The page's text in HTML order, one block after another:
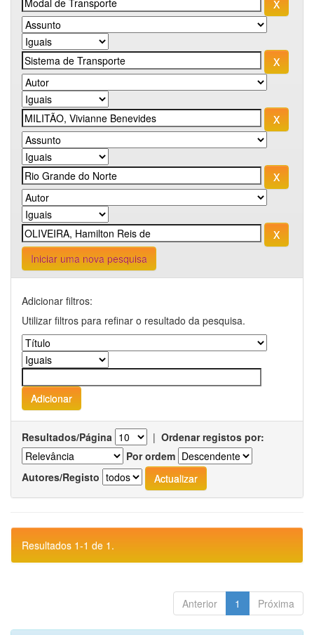
Iniciar uma nova pesquisa
Adicionar filtros:
Utilizar filtros para refinar o resultado da pesquisa.
Resultados/Página | Ordenar registos por:
Por ordem
Autores/Registo
Resultados 1-1 de 1.
Anterior 1 Próxima